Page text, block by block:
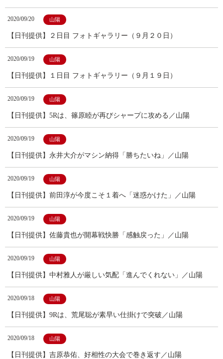
2020/09/20 山陽
【日刊提供】２日目 フォトギャラリー（９月２０日）
2020/09/19 山陽
【日刊提供】１日目 フォトギャラリー（９月１９日）
2020/09/19 山陽
【日刊提供】5Rは、篠原睦が再びシャープに攻める／山陽
2020/09/19 山陽
【日刊提供】永井大介がマシン納得「勝ちたいね」／山陽
2020/09/19 山陽
【日刊提供】前田淳が今度こそ１着へ「迷惑かけた」／山陽
2020/09/19 山陽
【日刊提供】佐藤貴也が開幕戦快勝「感触戻った」／山陽
2020/09/19 山陽
【日刊提供】中村雅人が厳しい気配「進んでくれない」／山陽
2020/09/18 山陽
【日刊提供】9Rは、荒尾聡が素早い仕掛けで突破／山陽
2020/09/18 山陽
【日刊提供】吉原恭佑、好相性の大会で巻き返す／山陽